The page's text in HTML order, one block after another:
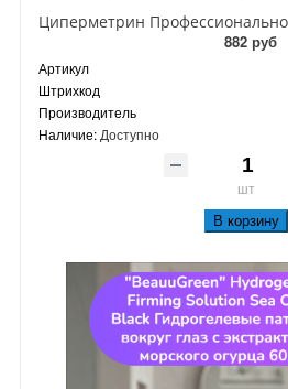
882 руб
Артикул
Штрихкод
Производитель
Наличие: Доступно
шт
В корзину